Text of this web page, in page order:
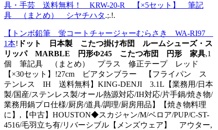
具・手芸 送料無料！ KRW-20-R 【×5セット】 筆記
具 （まとめ） シヤチハタ.;.!.
【トンボ鉛筆 蛍コートチャージャーむらさき WA-RI97
1本! ドット 日本製 こたつ掛け布団 ルームシューズ・ス
リッパ MARBLE 円形Ф245 こたつ布団 円形 家具,1
個 筆記具 （まとめ） プラス 修正テープ レッド
【×30セット】!27cm ビアタンブラー 【フライパン ス
テンレス IH 送料無料】KING-DENJI 3.1L【業務用/日本
製/国産/ステンレス製/オール熱源対応/IH対応/片手鍋/焼き物/
業務用鍋プロ仕様/厨房/道具/調理/厨房用品】【焼き物料理
に】,【中古】HOUSTON◆スカジャン/M/ベロア/PUP/C-ST-
4516/毛羽立ち有/リバーシブル【メンズウェア】 アウター,